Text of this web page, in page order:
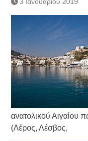
ανατολικού Αιγαίου
(Λέρος, Λέσβος,